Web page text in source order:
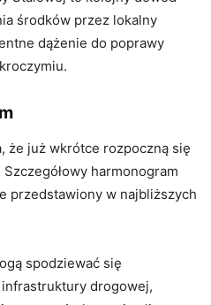
środków przez lokalny
dążenie do poprawy
że już wkrótce rozpoczną się
harmonogram
przedstawiony w najbliższych
spodziewać się
drogowej,